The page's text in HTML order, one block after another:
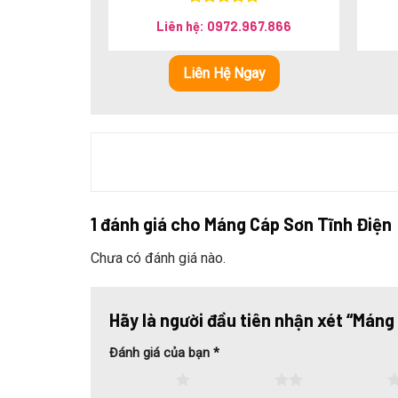
Chức năng máng cáp sơn tĩnh điện
hạng5.00
Liên hệ: 0972.967.866
Liên Hệ Ngay
1 đánh giá cho Máng Cáp Sơn Tĩnh Điện
Chưa có đánh giá nào.
Hãy là người đầu tiên nhận xét
Đánh giá của bạn *